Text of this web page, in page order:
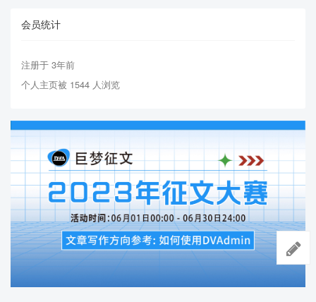
会员统计
注册于 3年前
个人主页被 1544 人浏览